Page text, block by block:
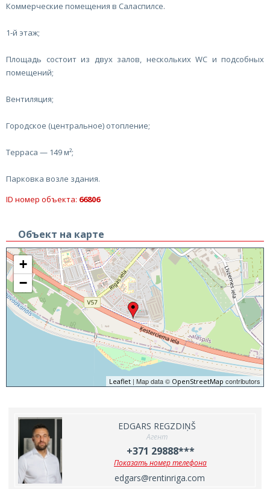
Коммерческие помещения в Саласпилсе.
1-й этаж;
Площадь состоит из двух залов, нескольких WC и подсобных
помещений;
Вентиляция;
Городское (центральное) отопление;
Терраса — 149 м²;
Парковка возле здания.
ID номер объекта: 66806
Объект на карте
+
−
Leaflet | Map data © OpenStreetMap contributors
EDGARS REGZDIŅŠ
Агент
+371 29888***
Показать номер телефона
edgars@rentinriga.com